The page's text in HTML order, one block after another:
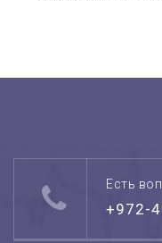
Есть
+972-